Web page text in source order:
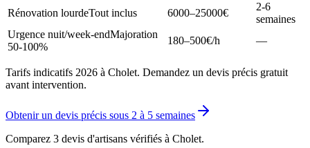
Rénovation lourdeTout inclus 6000–25000€
2-6
semaines
Urgence nuit/week-endMajoration
50-100%
180–500€/h —
Tarifs indicatifs 2026 à Cholet. Demandez un devis précis gratuit
avant intervention.
Obtenir un devis précis sous 2 à 5 semaines
Comparez 3 devis d'artisans vérifiés à Cholet.